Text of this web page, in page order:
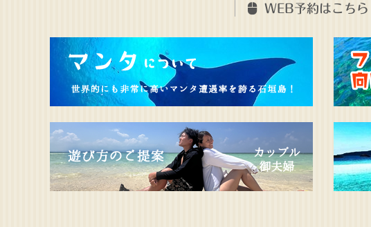
WEB予約はこちら